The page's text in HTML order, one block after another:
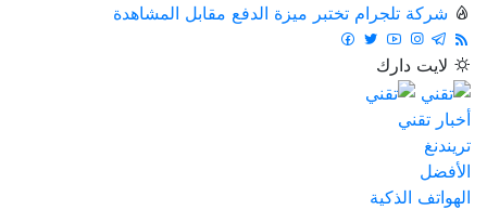
شركة تلجرام تختبر ميزة الدفع مقابل المشاهدة
لايت دارك
أخبار تقني
تريندنغ
الأفضل
الهواتف الذكية